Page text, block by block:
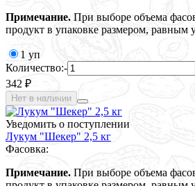
Примечание. При выборе объема
продукт в упаковке размером, равным
1 уп
Количество:-
342 ₽
Нет в наличии
Уведомить о поступлении
Лукум "Шекер" 2,5 кг
Фасовка:
Примечание. При выборе объема